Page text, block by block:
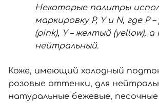
Некоторые палитры
маркировку P, Y и N, где P
(pink), Y – желтый (yellow), а
нейтральный.
Коже, имеющий холодный
розовые оттенки, для
натуральные бежевые,